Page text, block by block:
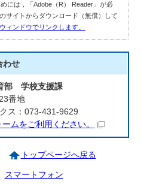
には，「Adobe（R） Reader」が必
サイトからダウンロード（無償）して
ィンドウでリンクします。
わせ
部 学校支援課
番地
ス：073-431-9629
ムをご利用ください。
トップページへ戻る
スマートフォン